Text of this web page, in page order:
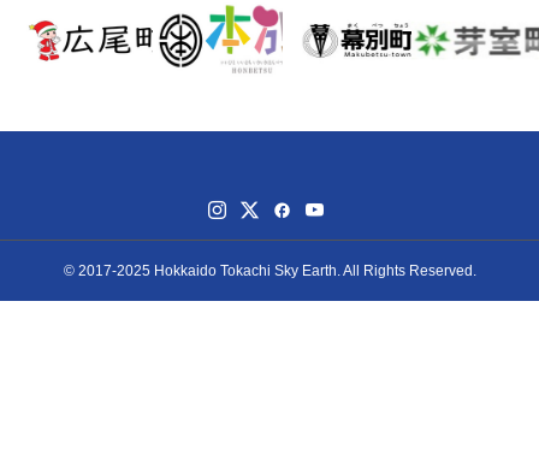
© 2017-2025 Hokkaido Tokachi Sky Earth. All Rights Reserved.